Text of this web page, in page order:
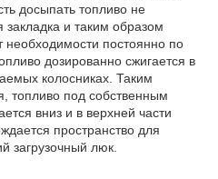
досыпать топливо не
закладка и таким образом
необходимости постоянно по
дозированно сжигается в
колосниках. Таким
топливо под собственным
вниз и в верхней части
пространство для
загрузочный люк.